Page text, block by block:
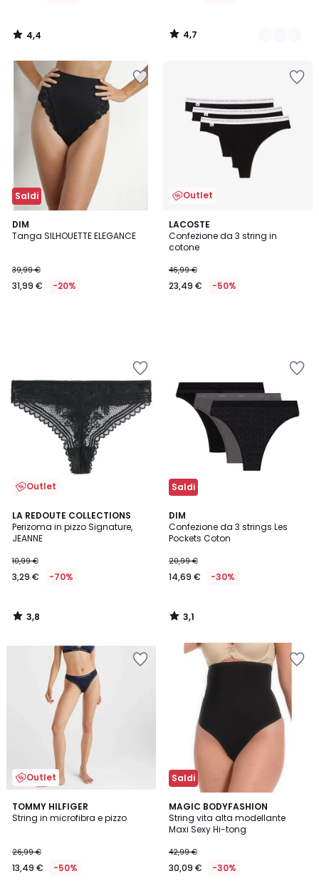
16,99
€
di
sconto
applicato.
4,4
/
4,7
/
Saldi
DIM
Tanga SILHOUETTE ELEGANCE
39,99 €
31,99 € -20%
Outlet
LACOSTE
Confezione da 3 string in
cotone
46,99 €
23,49 € -50%
Outlet
LA REDOUTE COLLECTIONS
Perizoma in pizzo Signature,
JEANNE
10,99 €
3,29 € -70%
3,8
/ 5
3,8
/
Saldi
DIM
Confezione da 3 strings Les
Pockets Coton
20,99 €
14,69 € -30%
3,1
/
5
3,1
/
Outlet
TOMMY HILFIGER
String in microfibra e pizzo
26,99 €
13,49 € -50%
Saldi
MAGIC BODYFASHION
String vita alta modellante
Maxi Sexy Hi-tong
42,99 €
30,09 € -30%
5
/
5